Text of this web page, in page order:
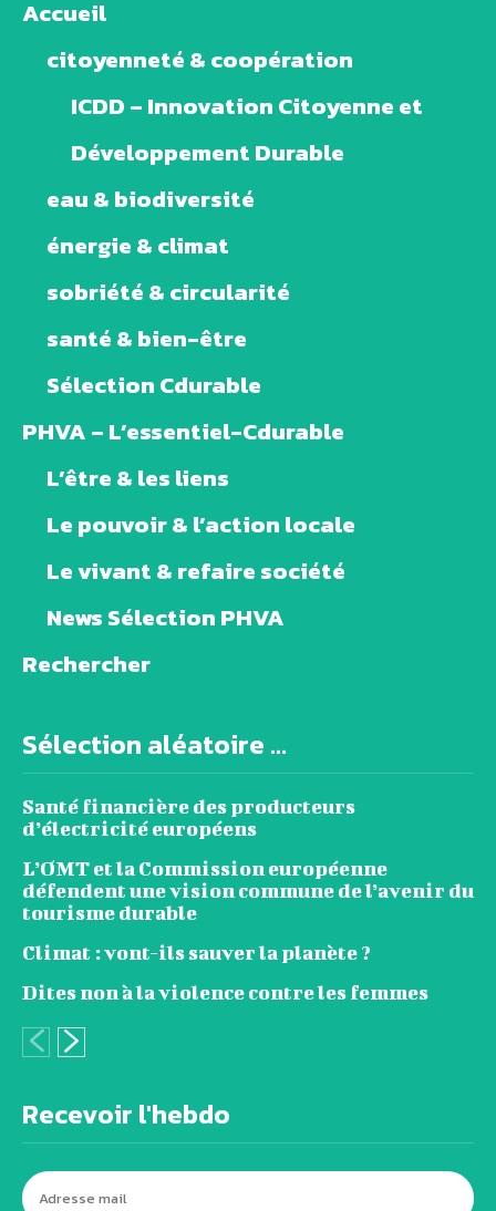
Accueil
citoyenneté & coopération
ICDD – Innovation Citoyenne et
Développement Durable
eau & biodiversité
énergie & climat
sobriété & circularité
santé & bien-être
Sélection Cdurable
PHVA – L’essentiel-Cdurable
L’être & les liens
Le pouvoir & l’action locale
Le vivant & refaire société
News Sélection PHVA
Rechercher
Sélection aléatoire ...
Santé financière des producteurs
d’électricité européens
L’OMT et la Commission européenne
défendent une vision commune de l’avenir du
tourisme durable
Climat : vont-ils sauver la planète ?
Dites non à la violence contre les femmes
Recevoir l'hebdo